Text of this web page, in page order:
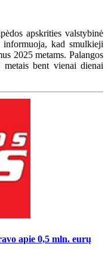
apskrities valstybinė
kad smulkieji
2025 metams. Palangos
bent vienai dienai
apie 0,5 mln. eurų